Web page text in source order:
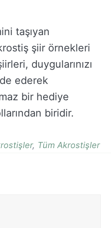
taşıyan
şiir örnekleri
duygularınızı
ederek
bir hediye
biridir.
, Tüm Akrostişler